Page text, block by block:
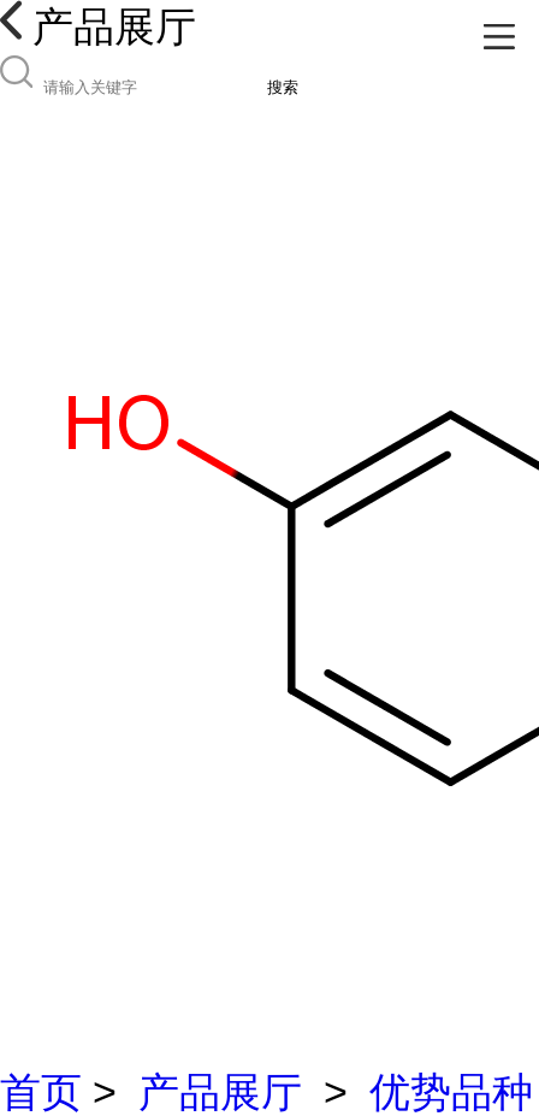
产品展厅
搜索
首页 > 产品展厅 > 优势品种